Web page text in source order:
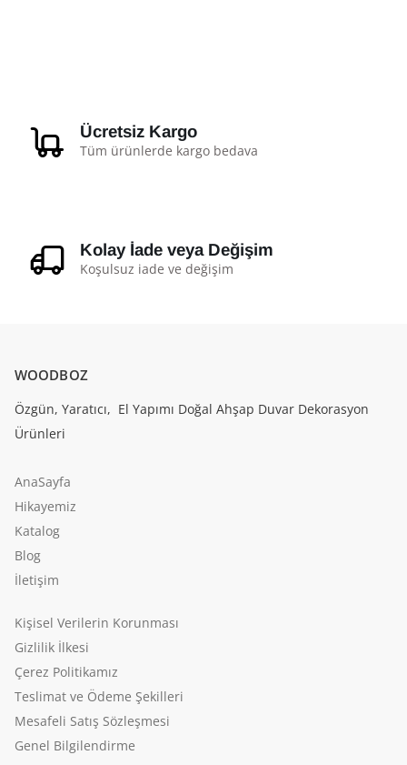
Ücretsiz Kargo
Tüm ürünlerde kargo bedava
Kolay İade veya Değişim
Koşulsuz iade ve değişim
WOODBOZ
Özgün, Yaratıcı, El Yapımı Doğal Ahşap Duvar Dekorasyon
Ürünleri
AnaSayfa
Hikayemiz
Katalog
Blog
İletişim
Kişisel Verilerin Korunması
Gizlilik İlkesi
Çerez Politikamız
Teslimat ve Ödeme Şekilleri
Mesafeli Satış Sözleşmesi
Genel Bilgilendirme